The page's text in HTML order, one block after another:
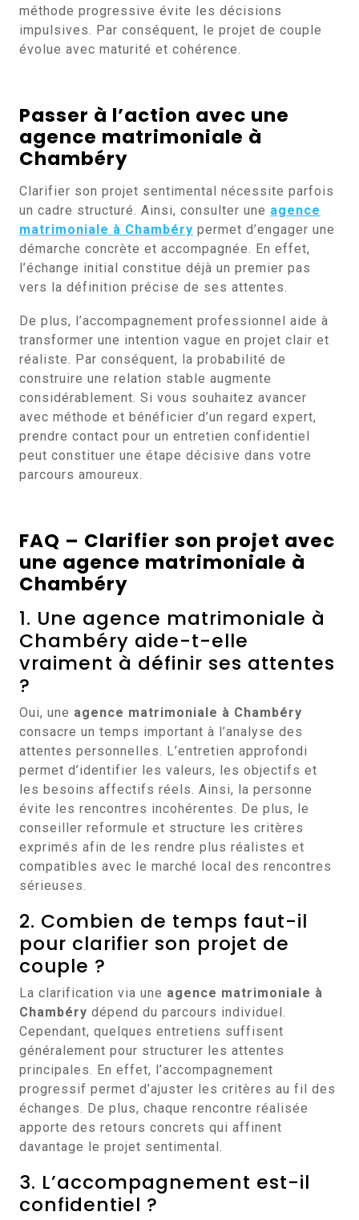
méthode progressive évite les décisions
impulsives. Par conséquent, le projet de couple
évolue avec maturité et cohérence.
Passer à l’action avec une
agence matrimoniale à
Chambéry
Clarifier son projet sentimental nécessite parfois
un cadre structuré. Ainsi, consulter une agence
matrimoniale à Chambéry permet d’engager une
démarche concrète et accompagnée. En effet,
l’échange initial constitue déjà un premier pas
vers la définition précise de ses attentes.
De plus, l’accompagnement professionnel aide à
transformer une intention vague en projet clair et
réaliste. Par conséquent, la probabilité de
construire une relation stable augmente
considérablement. Si vous souhaitez avancer
avec méthode et bénéficier d’un regard expert,
prendre contact pour un entretien confidentiel
peut constituer une étape décisive dans votre
parcours amoureux.
FAQ – Clarifier son projet avec
une agence matrimoniale à
Chambéry
1. Une agence matrimoniale à
Chambéry aide-t-elle
vraiment à définir ses attentes
?
Oui, une agence matrimoniale à Chambéry
consacre un temps important à l’analyse des
attentes personnelles. L’entretien approfondi
permet d’identifier les valeurs, les objectifs et
les besoins affectifs réels. Ainsi, la personne
évite les rencontres incohérentes. De plus, le
conseiller reformule et structure les critères
exprimés afin de les rendre plus réalistes et
compatibles avec le marché local des rencontres
sérieuses.
2. Combien de temps faut-il
pour clarifier son projet de
couple ?
La clarification via une agence matrimoniale à
Chambéry dépend du parcours individuel.
Cependant, quelques entretiens suffisent
généralement pour structurer les attentes
principales. En effet, l’accompagnement
progressif permet d’ajuster les critères au fil des
échanges. De plus, chaque rencontre réalisée
apporte des retours concrets qui affinent
davantage le projet sentimental.
3. L’accompagnement est-il
confidentiel ?